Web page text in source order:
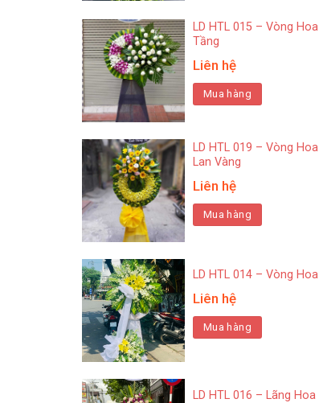
LD HTL 015 – Vòng
Tầng
Liên hệ
Mua hàng
LD HTL 019 – Vòng
Lan Vàng
Liên hệ
Mua hàng
LD HTL 014 – Vòng
Liên hệ
Mua hàng
LD HTL 016 – Lãng Hoa